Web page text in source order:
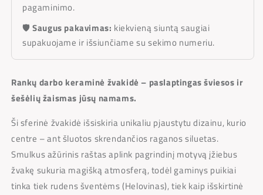
pagaminimo.
🛡️Saugus pakavimas: kiekvieną siuntą saugiai
supakuojame ir išsiunčiame su sekimo numeriu.
Rankų darbo keraminė žvakidė – paslaptingas šviesos ir
šešėlių žaismas jūsų namams.
Ši sferinė žvakidė išsiskiria unikaliu pjaustytu dizainu, kurio
centre – ant šluotos skrendančios raganos siluetas.
Smulkus ažūrinis raštas aplink pagrindinį motyvą įžiebus
žvakę sukuria magišką atmosferą, todėl gaminys puikiai
tinka tiek rudens šventėms (Helovinas), tiek kaip išskirtinė